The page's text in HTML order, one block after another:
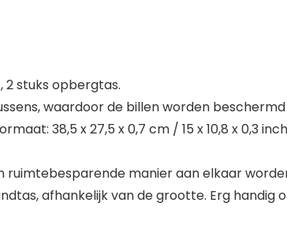
2 stuks opbergtas.
waardoor de billen worden beschermd
38,5 x 27,5 x 0,7 cm / 15 x 10,8 x 0,3
ruimtebesparende manier aan elkaar
afhankelijk van de grootte. Erg handig